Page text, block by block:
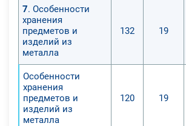
7. Особенности
хранения
предметов и
изделий из
металла
132 19
Особенности
хранения
предметов и
изделий из
металла
120 19